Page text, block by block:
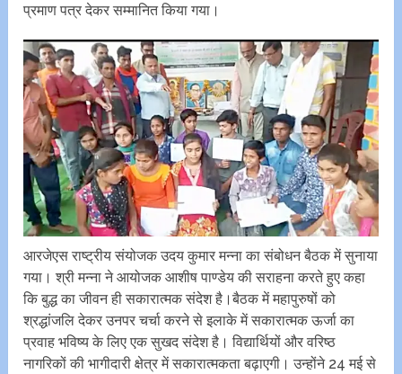
प्रमाण पत्र देकर सम्मानित किया गया।
आरजेएस राष्ट्रीय संयोजक उदय कुमार मन्ना का संबोधन बैठक में सुनाया
गया। श्री मन्ना ने आयोजक आशीष पाण्डेय की सराहना करते हुए कहा
कि बुद्ध का जीवन ही सकारात्मक संदेश है।बैठक में महापुरुषों को
श्रद्धांजलि देकर उनपर चर्चा करने से इलाके में सकारात्मक ऊर्जा का
प्रवाह भविष्य के लिए एक सुखद संदेश है। विद्यार्थियों और वरिष्ठ
नागरिकों की भागीदारी क्षेत्र में सकारात्मकता बढ़ाएगी। उन्होंने 24 मई से